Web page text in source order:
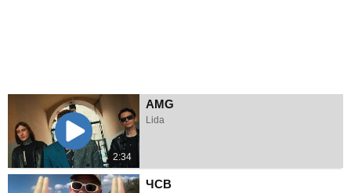
2:34
AMG
Lida
ЧСВ